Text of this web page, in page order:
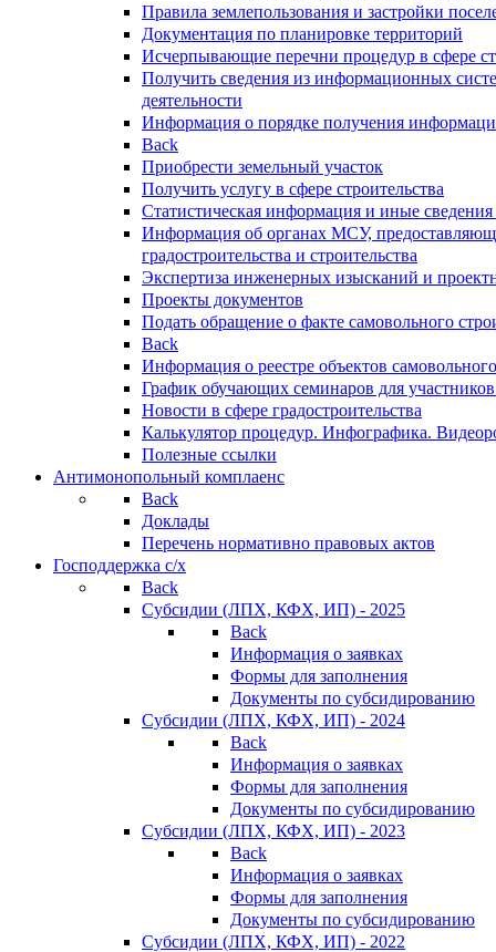
Правила землепользования и застройки
Документация по планировке территорий
Исчерпывающие перечни процедур в сфере
Получить сведения из информационных
деятельности
Информация о порядке получения
Back
Приобрести земельный участок
Получить услугу в сфере строительства
Статистическая информация и иные сведения
Информация об органах МСУ,
градостроительства и строительства
Экспертиза инженерных изысканий и
Проекты документов
Подать обращение о факте самовольного
Back
Информация о реестре объектов
График обучающих семинаров для участников
Новости в сфере градостроительства
Калькулятор процедур. Инфографика.
Полезные ссылки
Антимонопольный комплаенс
Back
Доклады
Перечень нормативно правовых актов
Господдержка с/х
Back
Субсидии (ЛПХ, КФХ, ИП) - 2025
Back
Информация о заявках
Формы для заполнения
Документы по субсидированию
Субсидии (ЛПХ, КФХ, ИП) - 2024
Back
Информация о заявках
Формы для заполнения
Документы по субсидированию
Субсидии (ЛПХ, КФХ, ИП) - 2023
Back
Информация о заявках
Формы для заполнения
Документы по субсидированию
Субсидии (ЛПХ, КФХ, ИП) - 2022